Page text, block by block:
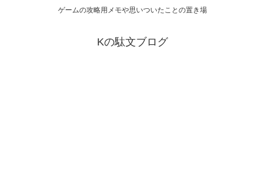
ゲームの攻略用メモや思いついたことの置き場
Kの駄文ブログ